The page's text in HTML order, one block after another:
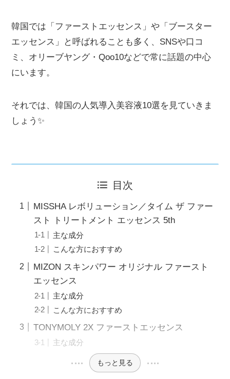
韓国では「ファーストエッセンス」や「ブースター
エッセンス」と呼ばれることも多く、SNSや口コ
ミ、オリーブヤング・Qoo10などで常に話題の中心
にいます。
それでは、韓国の人気導入美容液10選を見ていきま
しょう✨
目次
MISSHA レボリューション／タイム ザ ファー
スト トリートメント エッセンス 5th
主な成分
こんな方におすすめ
MIZON スキンパワー オリジナル ファースト
エッセンス
主な成分
こんな方におすすめ
TONYMOLY 2X ファーストエッセンス
主な成分
もっと見る